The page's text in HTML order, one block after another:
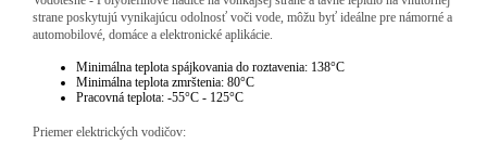
strane poskytujú vynikajúcu odolnosť voči vode, môžu byť ideálne pre námorné a
automobilové, domáce a elektronické aplikácie.
Minimálna teplota spájkovania do roztavenia: 138°C
Minimálna teplota zmrštenia: 80°C
Pracovná teplota: -55°C - 125°C
Priemer elektrických vodičov: